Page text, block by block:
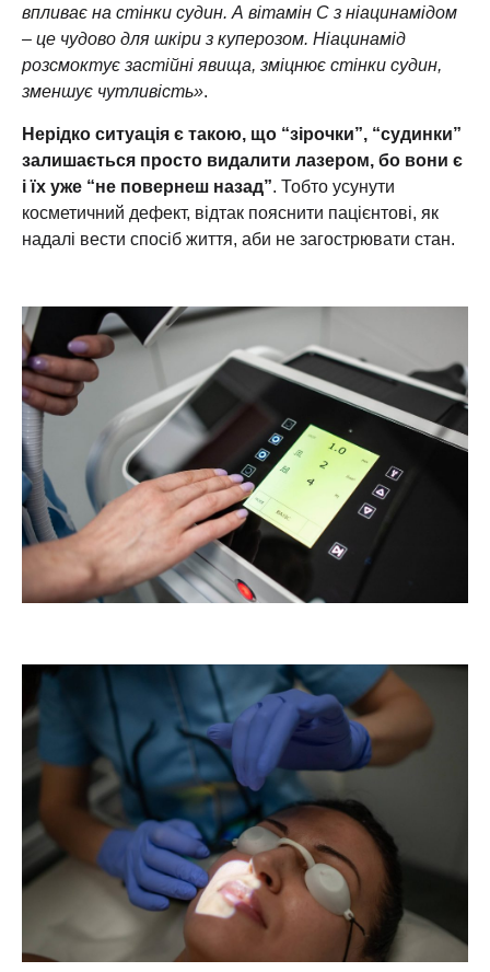
впливає на стінки судин. А вітамін С з ніацинамідом
– це чудово для шкіри з куперозом. Ніацинамід
розсмоктує застійні явища, зміцнює стінки судин,
зменшує чутливість».
Нерідко ситуація є такою, що “зірочки”, “судинки”
залишається просто видалити лазером, бо вони є
і їх уже “не повернеш назад”. Тобто усунути
косметичний дефект, відтак пояснити пацієнтові, як
надалі вести спосіб життя, аби не загострювати стан.